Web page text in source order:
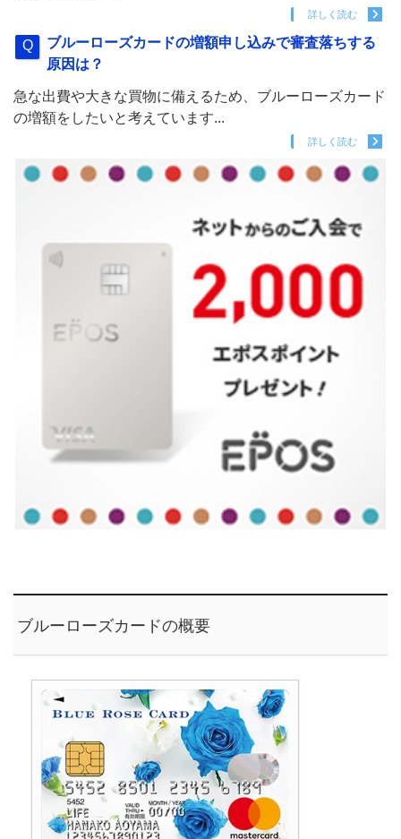
詳しく読む
ブルーローズカードの増額申し込みで審査落ちする
原因は？
急な出費や大きな買物に備えるため、ブルーローズカード
の増額をしたいと考えています...
詳しく読む
ブルーローズカードの概要